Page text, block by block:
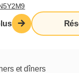
et dîners
par des collectes
et les